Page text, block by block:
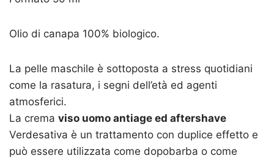
Olio di canapa 100% biologico.
La pelle maschile è sottoposta a stress quotidiani
come la rasatura, i segni dell’età ed agenti
atmosferici.
La crema viso uomo antiage ed aftershave
Verdesativa è un trattamento con duplice effetto e
può essere utilizzata come dopobarba o come